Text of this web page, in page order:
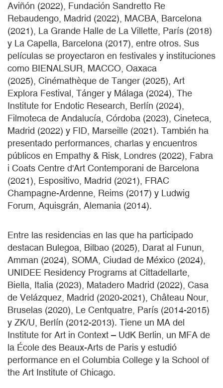
Aviñón (2022), Fundación Sandretto Re
Rebaudengo, Madrid (2022), MACBA, Barcelona
(2021), La Grande Halle de La Villette, París (2018)
y La Capella, Barcelona (2017), entre otros. Sus
películas se proyectaron en festivales y instituciones
como BIENALSUR, MACCO, Oaxaca
(2025), Cinémathèque de Tanger (2025), Art
Explora Festival, Tánger y Málaga (2024), The
Institute for Endotic Research, Berlín (2024),
Filmoteca de Andalucía, Córdoba (2023), Cineteca,
Madrid (2022) y FID, Marseille (2021). También ha
presentado performances, charlas y encuentros
públicos en Empathy & Risk, Londres (2022), Fabra
i Coats Centre d'Art Contemporani de Barcelona
(2021), Espositivo, Madrid (2021), FRAC
Champagne-Ardenne, Reims (2017) y Ludwig
Forum, Aquisgrán, Alemania (2014).
Entre las residencias en las que ha participado
destacan Bulegoa, Bilbao (2025), Darat al Funun,
Amman (2024), SOMA, Ciudad de México (2024),
UNIDEE Residency Programs at Cittadellarte,
Biella, Italia (2023), Matadero Madrid (2022), Casa
de Velázquez, Madrid (2020-2021), Château Nour,
Bruselas (2020), Le Centquatre, París (2014-2015)
y ZK/U, Berlín (2012-2013). Tiene un MA del
Institute for Art in Context – UdK Berlin, un MFA de
la École des Beaux-Arts de Paris y estudió
performance en el Columbia College y la School of
the Art Institute of Chicago.